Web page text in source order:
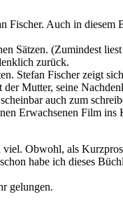
Fischer. Auch in
Sätzen. (Zumindest
zurück.
Stefan Fischer zeigt
Mutter, seine
auch zum
Erwachsenen Film
Obwohl, als
habe ich dieses
gelungen.